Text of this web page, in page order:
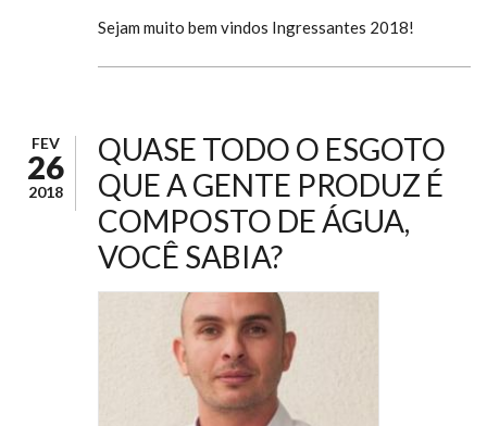
Sejam muito bem vindos Ingressantes 2018!
FEV
26
2018
QUASE TODO O ESGOTO
QUE A GENTE PRODUZ É
COMPOSTO DE ÁGUA,
VOCÊ SABIA?